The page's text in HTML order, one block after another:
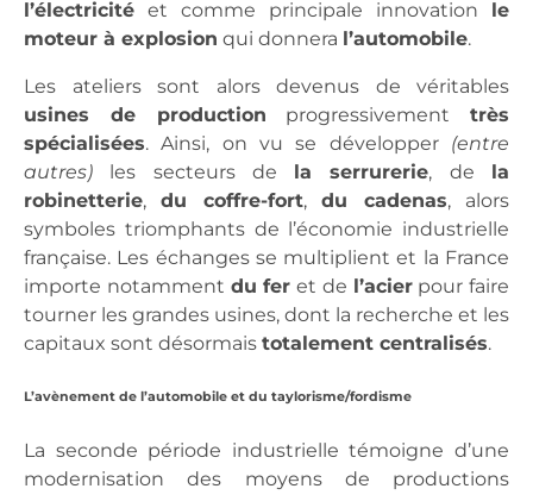
l’électricité et comme principale innovation le
moteur à explosion qui donnera l’automobile.
Les ateliers sont alors devenus de véritables
usines de production progressivement très
spécialisées. Ainsi, on vu se développer (entre
autres) les secteurs de la serrurerie, de la
robinetterie,du coffre-fort,du cadenas, alors
symboles triomphants de l’économie industrielle
française. Les échanges se multiplient et la France
importe notamment du fer et de l’acierpour faire
tourner les grandes usines, dont la recherche et les
capitaux sont désormais totalement centralisés.
L’avènement de l’automobile et du taylorisme/fordisme
La seconde période industrielle témoigne d’une
modernisation des moyens de productions